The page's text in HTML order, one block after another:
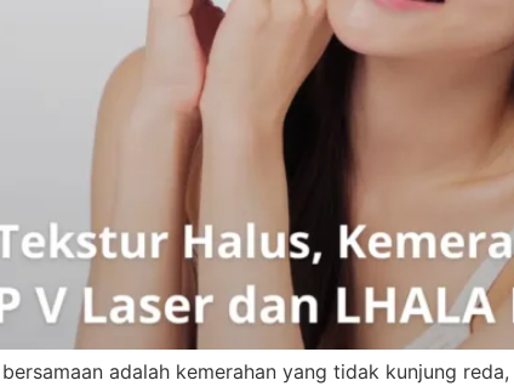
adalah kemerahan yang tidak kunjung